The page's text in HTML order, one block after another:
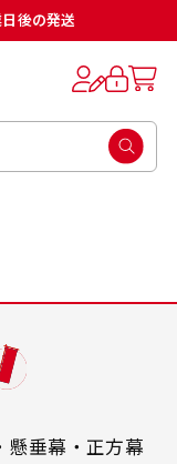
後の発送
垂幕・正方幕